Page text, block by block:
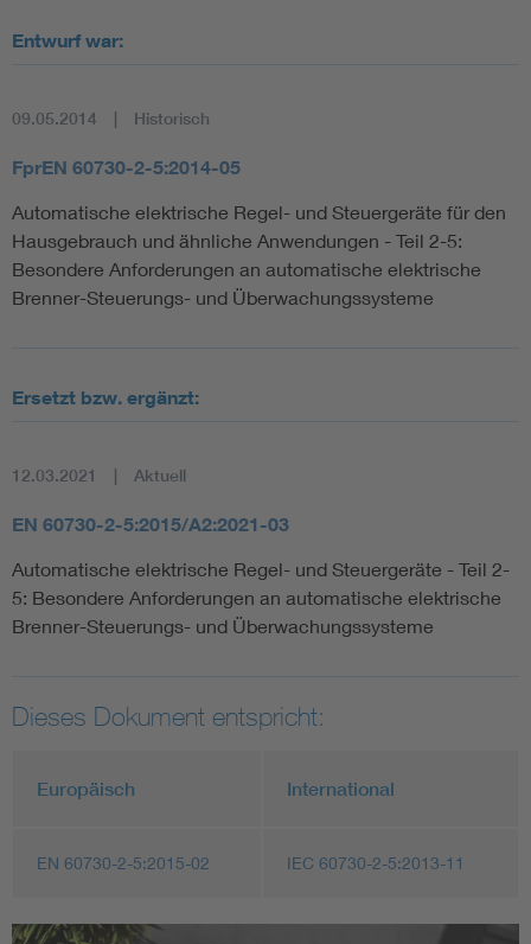
Entwurf war:
09.05.2014 Historisch
FprEN 60730-2-5:2014-05
Automatische elektrische Regel- und Steuergeräte für den
Hausgebrauch und ähnliche Anwendungen - Teil 2-5:
Besondere Anforderungen an automatische elektrische
Brenner-Steuerungs- und Überwachungssysteme
Ersetzt bzw. ergänzt:
12.03.2021 Aktuell
EN 60730-2-5:2015/A2:2021-03
Automatische elektrische Regel- und Steuergeräte - Teil 2-
5: Besondere Anforderungen an automatische elektrische
Brenner-Steuerungs- und Überwachungssysteme
Dieses Dokument entspricht:
Europäisch International
EN 60730-2-5:2015-02 IEC 60730-2-5:2013-11